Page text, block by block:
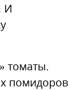
И
томаты.
помидоров